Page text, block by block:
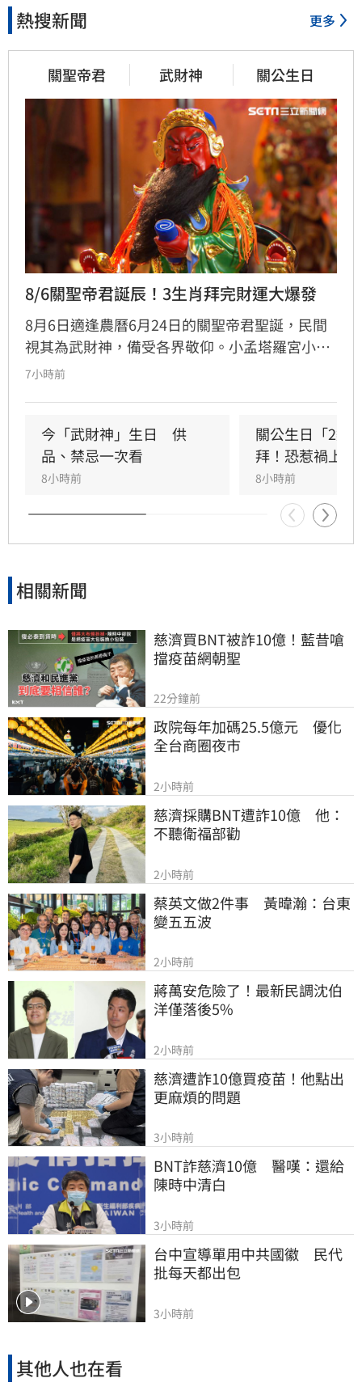
熱搜新聞 更多
關聖帝君 武財神 關公生日
8/6關聖帝君誕辰！3生肖拜完財運大爆發
8月6日適逢農曆6月24日的關聖帝君聖誕，民間
視其為武財神，備受各界敬仰。小孟塔羅宮小立
指出，關聖帝君誕辰當日誠心祭拜，有望獲得神
產；生肖狗偏財運強，有望獲意外之財。專家強
調，無論生肖為何，只要虔誠備妥供品祭祀，皆
能祈求聖帝祖庇佑，迎來事業順遂與財源廣進的
好運勢，建議民眾把握良機，為下半年佈局求
財。
7小時前
今「武財神」生日　供
品、禁忌一次看
8小時前
關公生日「2類
拜！恐惹禍上身
8小時前
相關新聞
慈濟買BNT被詐10億！藍昔嗆
擋疫苗網朝聖
22分鐘前
政院每年加碼25.5億元　優化
全台商圈夜市
2小時前
慈濟採購BNT遭詐10億　他：
不聽衛福部勸
2小時前
蔡英文做2件事　黃暐瀚：台東
變五五波
2小時前
蔣萬安危險了！最新民調沈伯
洋僅落後5%
2小時前
慈濟遭詐10億買疫苗！他點出
更麻煩的問題
3小時前
BNT詐慈濟10億　醫嘆：還給
陳時中清白
3小時前
台中宣導單用中共國徽　民代
批每天都出包
3小時前
其他人也在看